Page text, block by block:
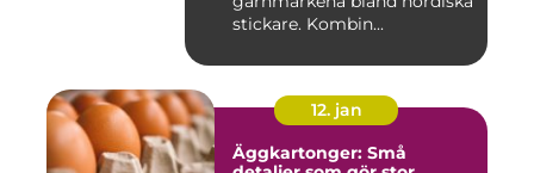
stickare. Kombin...
12. jan
Äggkartonger: Små